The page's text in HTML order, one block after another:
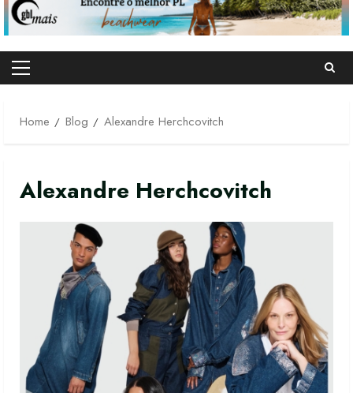
Primary
Home
Blog Alexandre Herchcovitch
Alexandre Herchcovitch